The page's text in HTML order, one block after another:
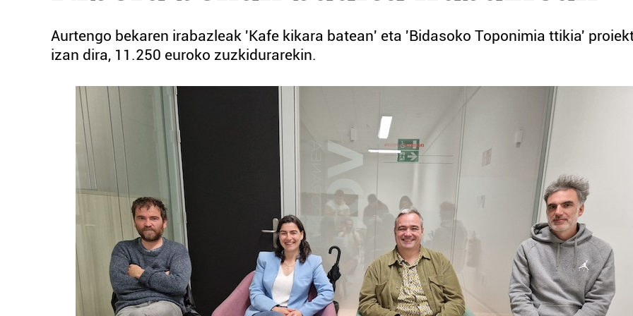
Aurtengo bekaren irabazleak 'Kafe kikara batean' eta 'Bidasoko Toponimia ttikia'
izan dira, 11.250 euroko zuzkidurarekin.